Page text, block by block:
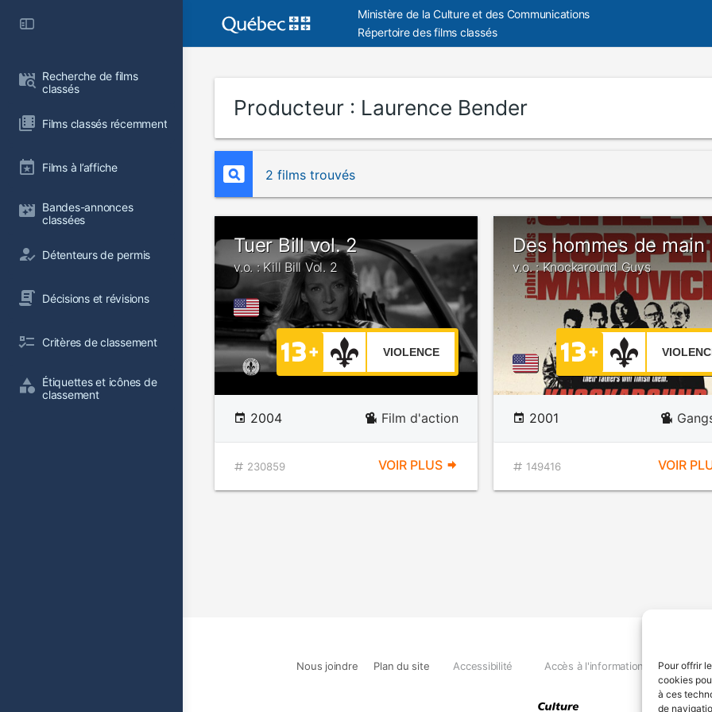
Pour offrir
cookies
à ces
de
Recherche de films
classés
Films classés récemment
Films à l’affiche
Bandes-annonces
classées
Détenteurs de permis
Décisions et révisions
Critères de classement
Étiquettes et icônes de
classement
Ministère de la Culture et des Communications
Répertoire des films classés
Producteur : Laurence Bender
2 films trouvés
Tuer Bill vol. 2
v.o. : Kill Bill Vol. 2
VIOLENCE
2004 Film d'action
230859 VOIR PLUS
Des hommes de main
v.o. : Knockaround Guys
2001
149416 VOIR
Nous joindre Plan du site Accessibilité Accès à l'information